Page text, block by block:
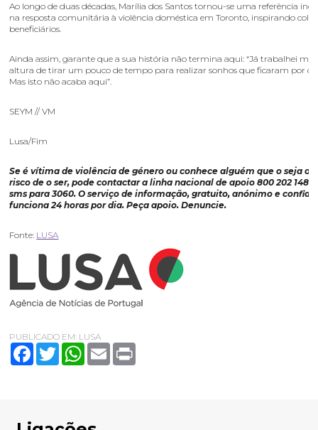
Ao longo de duas décadas, Marília dos Santos tornou-se uma referência
na resposta comunitária à violência doméstica em Toronto, inspirando
beneficiários.
Ainda assim, garante que a sua história não termina aqui: “Já trabalhei
altura de tirar um pouco de tempo para realizar sonhos que ficaram por
Mas isto não acaba aqui”.
SEYM // VM
Lusa/Fim
Se é vítima de violência de género ou conhece alguém que o seja ou
risco de o ser, pode contactar a linha nacional de apoio 800 202 148
sms para 3060. O serviço de informação, gratuito, anónimo e
funciona 24 horas por dia. Peça apoio. Denuncie.
Fonte: LUSA
PUBLICADO EM: LUSA
FacebookTwitterWhatsApp
Email